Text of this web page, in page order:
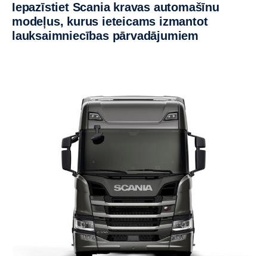
Iepazīstiet Scania kravas automašīnu
modeļus, kurus ieteicams izmantot
lauksaimniecības pārvadājumiem